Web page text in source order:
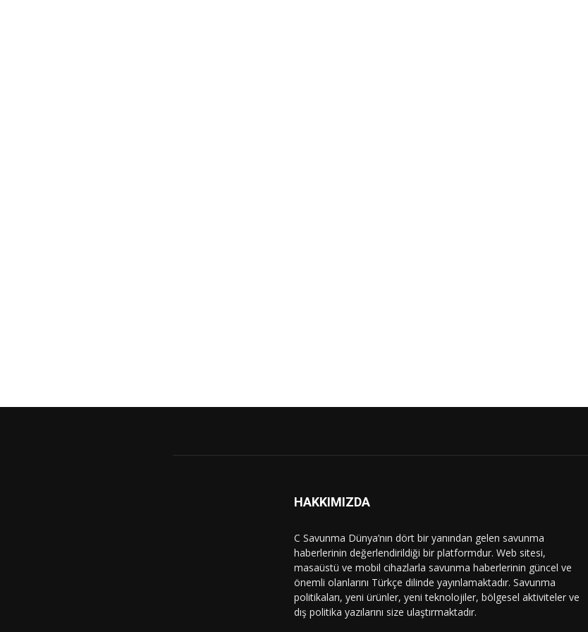
HAKKIMIZDA
C Savunma Dünya’nın dört bir yanından gelen savunma
haberlerinin değerlendirildiği bir platformdur. Web sitesi,
masaüstü ve mobil cihazlarla savunma haberlerinin güncel ve
önemli olanlarını Türkçe dilinde yayınlamaktadır. Savunma
politikaları, yeni ürünler, yeni teknolojiler, bölgesel aktiviteler ve
dış politika yazılarını size ulaştırmaktadır.